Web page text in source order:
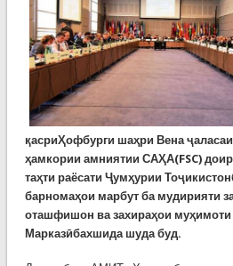
қасриҲофбурги шаҳри Вена
ҳамкории амниятии САҲА(FSC)
таҳти раёсати Ҷумҳурии
барномаҳои марбут ба мудирияти
оташфишон ва захираҳои
Марказӣбахшида шуда буд.